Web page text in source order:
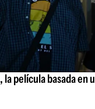
película basada en